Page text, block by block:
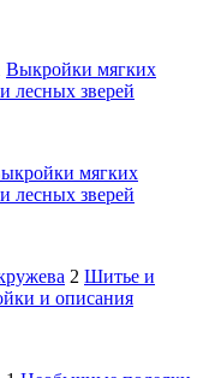
Выкройки мягких
лесных зверей
мягких
лесных зверей
2 Шитье и
и описания